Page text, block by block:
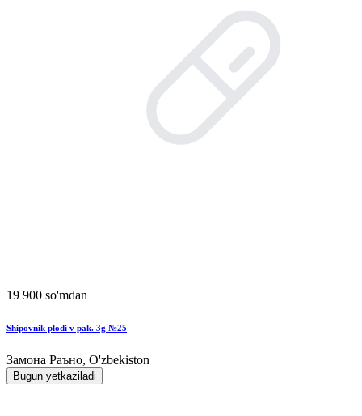
19 900 so'mdan
Shipovnik plodi v pak. 3g №25
Замона Раъно, O'zbekiston
Bugun yetkaziladi